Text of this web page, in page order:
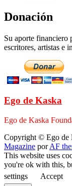
Donación
Su aporte financiero
escritores, artistas e
Ego de Kaska
Ego de Kaska
Copyright © Ego de
Magazine porAF
This website uses
you're ok with this,
settings
Accept